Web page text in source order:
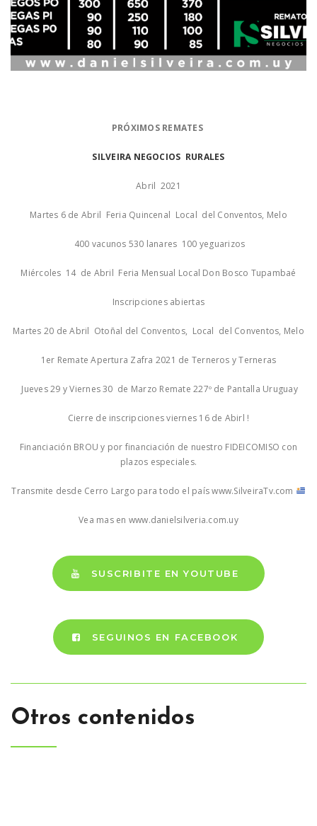
PRÓXIMOS REMATES
SILVEIRA NEGOCIOS RURALES
Abril 2021
Martes 6 de Abril Feria Quincenal Local del Conventos, Melo
400 vacunos 530 lanares 100 yeguarizos
Miércoles 14 de Abril Feria Mensual Local Don Bosco Tupambaé
Inscripciones abiertas
Martes 20 de Abril Otoñal del Conventos, Local del Conventos, Melo
1er Remate Apertura Zafra 2021 de Terneros y Terneras
Jueves 29 y Viernes 30 de Marzo Remate 227º de Pantalla Uruguay
Cierre de inscripciones viernes 16 de Abirl !
Financiación BROU y por financiación de nuestro FIDEICOMISO con
plazos especiales.
Transmite desde Cerro Largo para todo el país www.SilveiraTv.com
Vea mas en www.danielsilveria.com.uy
SUSCRIBITE EN YOUTUBE
SEGUINOS EN FACEBOOK
Otros contenidos